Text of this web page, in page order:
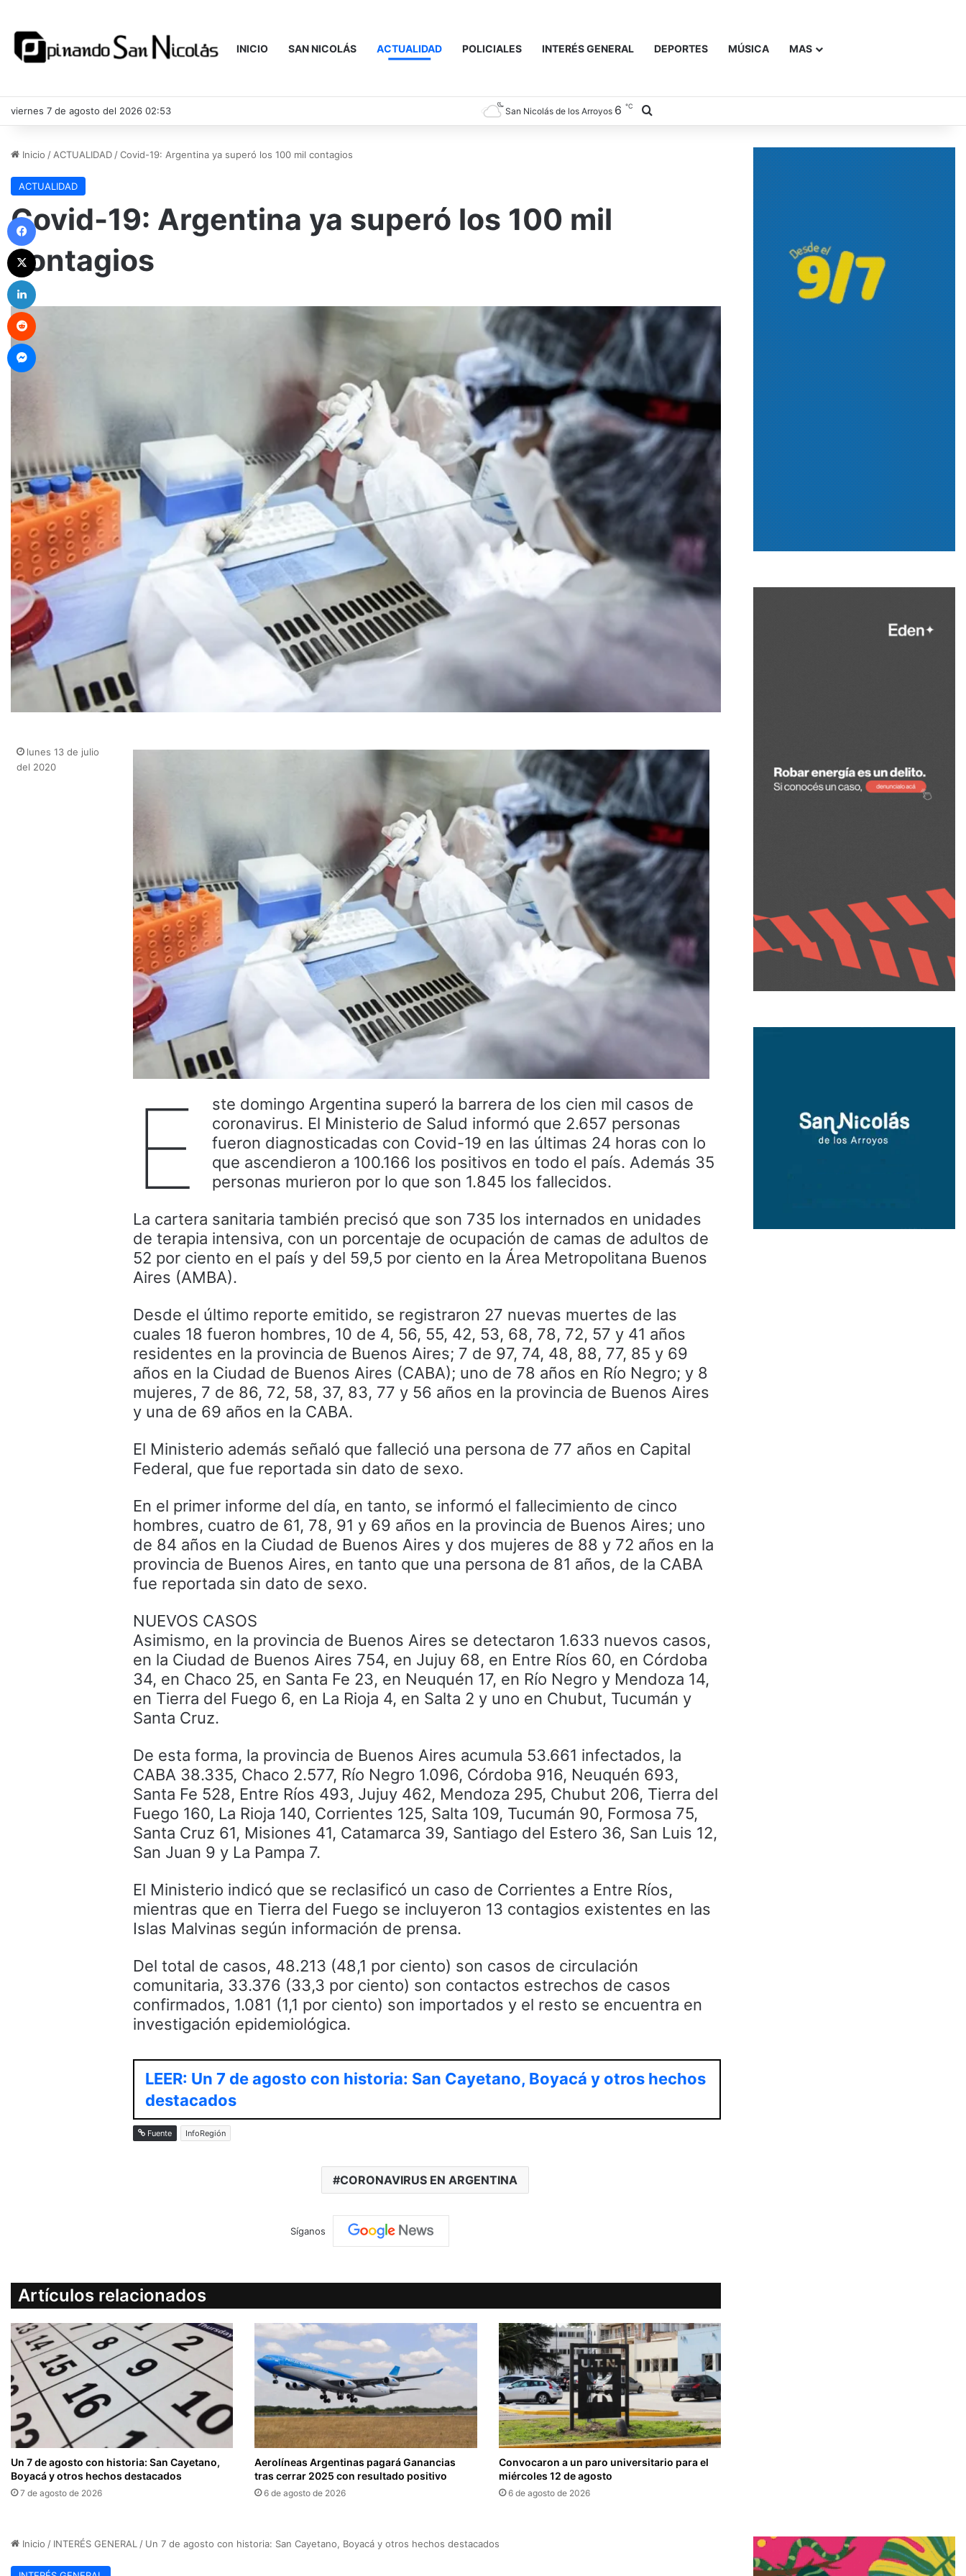
INICIO SAN NICOLÁS ACTUALIDAD POLICIALES INTERÉS GENERAL DEPORTES MÚSICA MAS
viernes 7 de agosto del 2026 02:53 San Nicolás de los Arroyos 6 ℃
Inicio / ACTUALIDAD /Covid-19: Argentina ya superó los 100 mil contagios
ACTUALIDAD
Covid-19: Argentina ya superó los 100 mil
contagios
E
ste domingo Argentina superó la barrera de los cien mil casos de
coronavirus. El Ministerio de Salud informó que 2.657 personas
fueron diagnosticadas con Covid-19 en las últimas 24 horas con lo
que ascendieron a 100.166 los positivos en todo el país. Además 35
personas murieron por lo que son 1.845 los fallecidos.
La cartera sanitaria también precisó que son 735 los internados en unidades
de terapia intensiva, con un porcentaje de ocupación de camas de adultos de
52 por ciento en el país y del 59,5 por ciento en la Área Metropolitana Buenos
Aires (AMBA).
Desde el último reporte emitido, se registraron 27 nuevas muertes de las
cuales 18 fueron hombres, 10 de 4, 56, 55, 42, 53, 68, 78, 72, 57 y 41 años
residentes en la provincia de Buenos Aires; 7 de 97, 74, 48, 88, 77, 85 y 69
años en la Ciudad de Buenos Aires (CABA); uno de 78 años en Río Negro; y 8
mujeres, 7 de 86, 72, 58, 37, 83, 77 y 56 años en la provincia de Buenos Aires
y una de 69 años en la CABA.
El Ministerio además señaló que falleció una persona de 77 años en Capital
Federal, que fue reportada sin dato de sexo.
En el primer informe del día, en tanto, se informó el fallecimiento de cinco
hombres, cuatro de 61, 78, 91 y 69 años en la provincia de Buenos Aires; uno
de 84 años en la Ciudad de Buenos Aires y dos mujeres de 88 y 72 años en la
provincia de Buenos Aires, en tanto que una persona de 81 años, de la CABA
fue reportada sin dato de sexo.
NUEVOS CASOS
Asimismo, en la provincia de Buenos Aires se detectaron 1.633 nuevos casos,
en la Ciudad de Buenos Aires 754, en Jujuy 68, en Entre Ríos 60, en Córdoba
34, en Chaco 25, en Santa Fe 23, en Neuquén 17, en Río Negro y Mendoza 14,
en Tierra del Fuego 6, en La Rioja 4, en Salta 2 y uno en Chubut, Tucumán y
Santa Cruz.
De esta forma, la provincia de Buenos Aires acumula 53.661 infectados, la
CABA 38.335, Chaco 2.577, Río Negro 1.096, Córdoba 916, Neuquén 693,
Santa Fe 528, Entre Ríos 493, Jujuy 462, Mendoza 295, Chubut 206, Tierra del
Fuego 160, La Rioja 140, Corrientes 125, Salta 109, Tucumán 90, Formosa 75,
Santa Cruz 61, Misiones 41, Catamarca 39, Santiago del Estero 36, San Luis 12,
San Juan 9 y La Pampa 7.
El Ministerio indicó que se reclasificó un caso de Corrientes a Entre Ríos,
mientras que en Tierra del Fuego se incluyeron 13 contagios existentes en las
Islas Malvinas según información de prensa.
Del total de casos, 48.213 (48,1 por ciento) son casos de circulación
comunitaria, 33.376 (33,3 por ciento) son contactos estrechos de casos
confirmados, 1.081 (1,1 por ciento) son importados y el resto se encuentra en
investigación epidemiológica.
LEER: Un 7 de agosto con historia: San Cayetano, Boyacá y otros hechos
destacados
Fuente InfoRegión
CORONAVIRUS EN ARGENTINA
lunes 13 de julio
del 2020
Síganos
Artículos relacionados
Un 7 de agosto con historia: San Cayetano,
Boyacá y otros hechos destacados
7 de agosto de 2026
Aerolíneas Argentinas pagará Ganancias
tras cerrar 2025 con resultado positivo
6 de agosto de 2026
Convocaron a un paro universitario para el
miércoles 12 de agosto
6 de agosto de 2026
Facebook